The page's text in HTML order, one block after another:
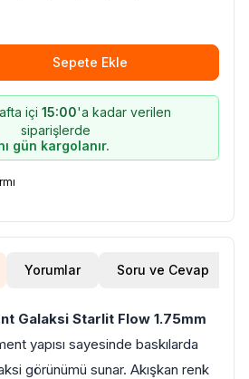
Sepete Ekle
içi 15:00'a kadar verilen
siparişlerde
gün kargolanır.
Yorumlar Soru ve Cevap
Galaksi Starlit Flow 1.75mm
yapısı sayesinde baskılarda
görünümü sunar. Akışkan renk